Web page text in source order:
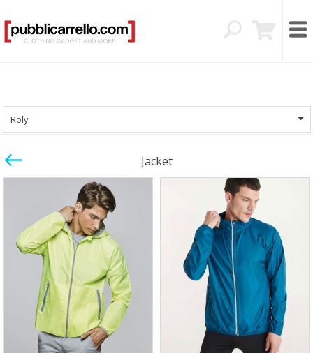
Roly
Jacket